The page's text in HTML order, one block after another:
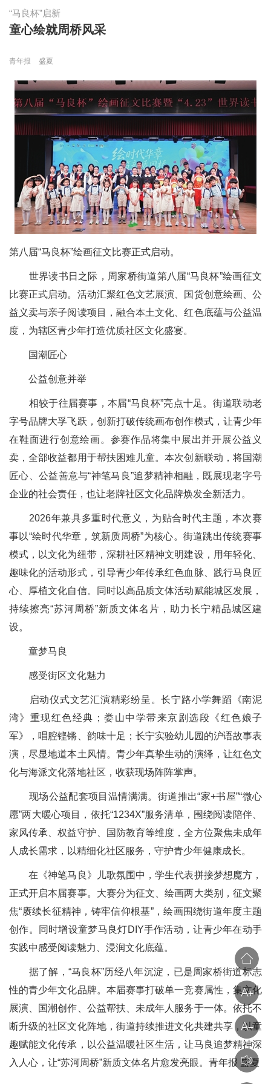
“马良杯”启新
童心绘就周桥风采
青年报 盛夏
第八届“马良杯”绘画征文比赛正式启动。
世界读书日之际，周家桥街道第八届“马良杯”绘画征文
比赛正式启动。活动汇聚红色文艺展演、国货创意绘画、公
益义卖与亲子阅读项目，融合本土文化、红色底蕴与公益温
度，为辖区青少年打造优质社区文化盛宴。
国潮匠心
公益创意并举
相较于往届赛事，本届“马良杯”亮点十足。街道联动老
字号品牌大孚飞跃，创新打破传统画布创作模式，让青少年
在鞋面进行创意绘画。参赛作品将集中展出并开展公益义
卖，全部收益都用于帮扶困难儿童。本次创新联动，将国潮
匠心、公益善意与“神笔马良”追梦精神相融，既展现老字号
企业的社会责任，也让老牌社区文化品牌焕发全新活力。
2026年兼具多重时代意义，为贴合时代主题，本次赛
事以“绘时代华章，筑新质周桥”为核心。街道跳出传统赛事
模式，以文化为纽带，深耕社区精神文明建设，用年轻化、
趣味化的活动形式，引导青少年传承红色血脉、践行马良匠
心、厚植文化自信。同时以高品质文体活动赋能城区发展，
持续擦亮“苏河周桥”新质文体名片，助力长宁精品城区建
设。
童梦马良
感受街区文化魅力
启动仪式文艺汇演精彩纷呈。长宁路小学舞蹈《南泥
湾》重现红色经典；娄山中学带来京剧选段《红色娘子
军》，唱腔铿锵、韵味十足；长宁实验幼儿园的沪语故事表
演，尽显地道本土风情。青少年真挚生动的演绎，让红色文
化与海派文化落地社区，收获现场阵阵掌声。
现场公益配套项目温情满满。街道推出“家+书屋”“微心
愿”两大暖心项目，依托“1234X”服务清单，围绕阅读陪伴、
家风传承、权益守护、国防教育等维度，全方位聚焦未成年
人成长需求，以精细化社区服务，守护青少年健康成长。
在《神笔马良》儿歌氛围中，学生代表拼接梦想魔方，
正式开启本届赛事。大赛分为征文、绘画两大类别，征文聚
焦“赓续长征精神，铸牢信仰根基”，绘画围绕街道年度主题
创作。同时增设童梦马良灯DIY手作活动，让青少年在动手
实践中感受阅读魅力、浸润文化底蕴。
据了解，“马良杯”历经八年沉淀，已是周家桥街道标志
性的青少年文化品牌。本届赛事打破单一竞赛属性，集文化
展演、国潮创作、公益帮扶、未成年人服务于一体。依托不
断升级的社区文化阵地，街道持续推进文化共建共享，以童
趣赋能文化传承，以公益温暖社区生活，让马良追梦精神深
入人心，让“苏河周桥”新质文体名片愈发亮眼。青年报 盛夏